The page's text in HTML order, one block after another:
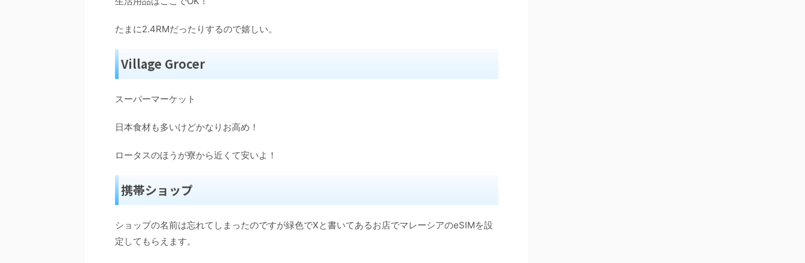
たまに2.4RMだったりするので嬉しい。
Village Grocer
スーパーマーケット
日本食材も多いけどかなりお高め！
ロータスのほうが寮から近くて安いよ！
携帯ショップ
ショップの名前は忘れてしまったのですが緑色でXと書いてあるお店でマレーシアのeSIMを設
定してもらえます。